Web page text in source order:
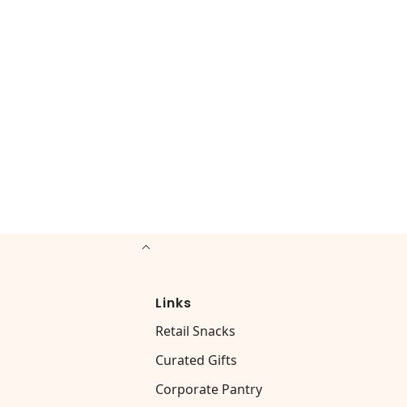
Links
Retail Snacks
Curated Gifts
Corporate Pantry